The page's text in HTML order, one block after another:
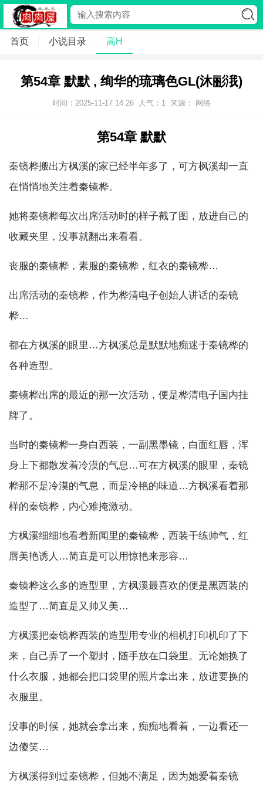
首页 小说目录 高H
第54章 默默 , 绚华的琉璃色GL(沐彨涐)
时间：2025-11-17 14:26 人气： 1 来源： 网络
第54章 默默
秦镜桦搬出方枫溪的家已经半年多了，可方枫溪却一直
在悄悄地关注着秦镜桦。
她将秦镜桦每次出席活动时的样子截了图，放进自己的
收藏夹里，没事就翻出来看看。
丧服的秦镜桦，素服的秦镜桦，红衣的秦镜桦…
出席活动的秦镜桦，作为桦清电子创始人讲话的秦镜
桦…
都在方枫溪的眼里…方枫溪总是默默地痴迷于秦镜桦的
各种造型。
秦镜桦出席的最近的那一次活动，便是桦清电子国内挂
牌了。
当时的秦镜桦一身白西装，一副黑墨镜，白面红唇，浑
身上下都散发着冷漠的气息…可在方枫溪的眼里，秦镜
桦那不是冷漠的气息，而是冷艳的味道…方枫溪看着那
样的秦镜桦，内心难掩激动。
方枫溪细细地看着新闻里的秦镜桦，西装干练帅气，红
唇美艳诱人…简直是可以用惊艳来形容…
秦镜桦这么多的造型里，方枫溪最喜欢的便是黑西装的
造型了…简直是又帅又美…
方枫溪把秦镜桦西装的造型用专业的相机打印机印了下
来，自己弄了一个塑封，随手放在口袋里。无论她换了
什么衣服，她都会把口袋里的照片拿出来，放进要换的
衣服里。
没事的时候，她就会拿出来，痴痴地看着，一边看还一
边傻笑…
方枫溪得到过秦镜桦，但她不满足，因为她爱着秦镜